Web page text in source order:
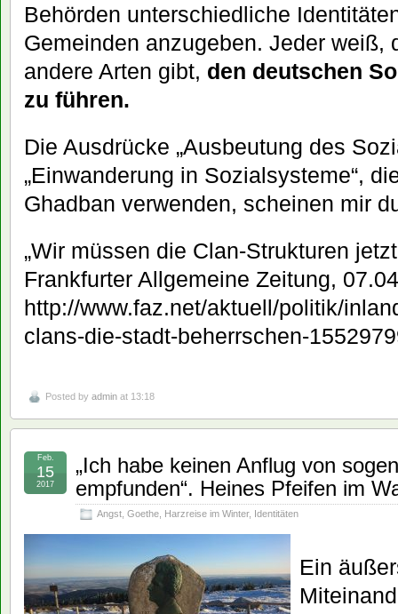
Behörden unterschiedliche
Gemeinden anzugeben. Jeder weiß,
andere Arten gibt, den deutschen
zu führen.
Die Ausdrücke „Ausbeutung des
„Einwanderung in Sozialsysteme“,
Ghadban verwenden, scheinen mir
„Wir müssen die Clan-Strukturen
Frankfurter Allgemeine Zeitung,
http://www.faz.net/aktuell/politik/
clans-die-stadt-beherrschen-
Posted by admin at 13:18
„Ich habe keinen Anflug von
empfunden“. Heines Pfeifen im
Angst, Goethe, Harzreise im Winter, Identitäten
Feb.
15
2017
Ein